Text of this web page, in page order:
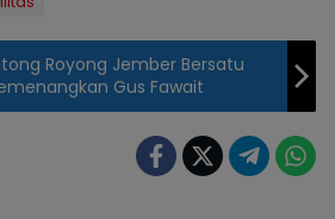
Royong Jember Bersatu
Gus Fawait